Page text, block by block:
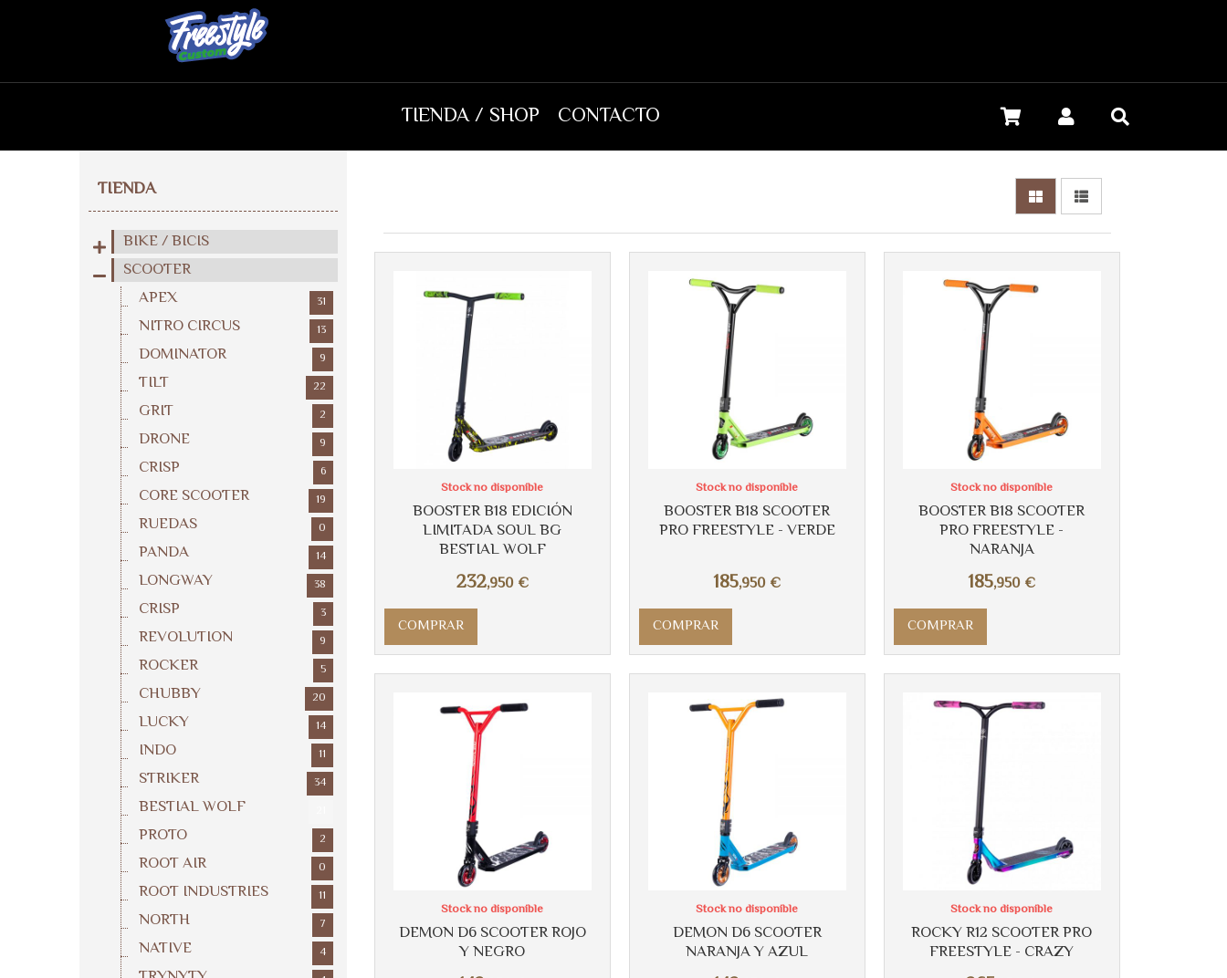
TIENDA / SHOP CONTACTO
TIENDA
BIKE / BICIS
SCOOTER
APEX
31
NITRO CIRCUS 13
DOMINATOR 9
TILT 22
GRIT 2
DRONE 9
CRISP 6
CORE SCOOTER 19
RUEDAS 0
PANDA 14
LONGWAY 38
CRISP 3
REVOLUTION 9
ROCKER 5
CHUBBY 20
LUCKY 14
INDO 11
STRIKER 34
BESTIAL WOLF
PROTO 2
ROOT AIR 0
ROOT INDUSTRIES 11
NORTH 7
NATIVE 4
BOOSTER B18 EDICIÓN
LIMITADA SOUL BG
BESTIAL WOLF
232,950 €
Stock no disponible
COMPRAR
BOOSTER B18 SCOOTER
PRO FREESTYLE - VERDE
185,950 €
Stock no disponible
COMPRAR
BOOSTER B18 SCOOTER
PRO FREESTYLE -
NARANJA
185,950 €
Stock no disponible
COMPRAR
DEMON D6 SCOOTER ROJO
Y NEGRO
Stock no disponible
DEMON D6 SCOOTER
NARANJA Y AZUL
Stock no disponible
ROCKY R12 SCOOTER PRO
FREESTYLE - CRAZY
Stock no disponible
Más info Más info
Más info Más info Más info